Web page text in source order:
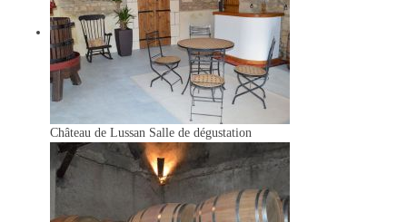
Château de Lussan Salle de dégustation